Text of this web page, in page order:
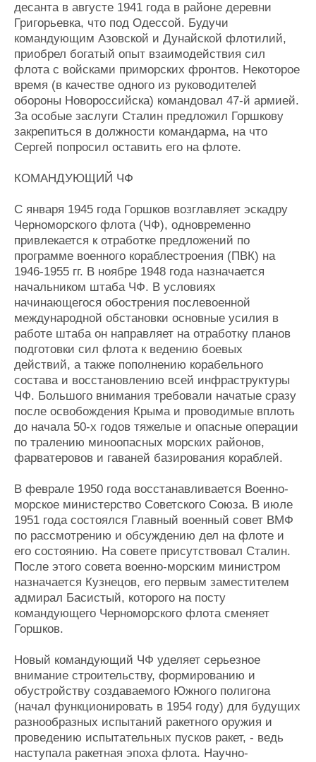
десанта в августе 1941 года в районе деревни
Григорьевка, что под Одессой. Будучи
командующим Азовской и Дунайской флотилий,
приобрел богатый опыт взаимодействия сил
флота с войсками приморских фронтов. Некоторое
время (в качестве одного из руководителей
обороны Новороссийска) командовал 47-й армией.
За особые заслуги Сталин предложил Горшкову
закрепиться в должности командарма, на что
Сергей попросил оставить его на флоте.
КОМАНДУЮЩИЙ ЧФ
С января 1945 года Горшков возглавляет эскадру
Черноморского флота (ЧФ), одновременно
привлекается к отработке предложений по
программе военного кораблестроения (ПВК) на
1946-1955 гг. В ноябре 1948 года назначается
начальником штаба ЧФ. В условиях
начинающегося обострения послевоенной
международной обстановки основные усилия в
работе штаба он направляет на отработку планов
подготовки сил флота к ведению боевых
действий, а также пополнению корабельного
состава и восстановлению всей инфраструктуры
ЧФ. Большого внимания требовали начатые сразу
после освобождения Крыма и проводимые вплоть
до начала 50-х годов тяжелые и опасные операции
по тралению миноопасных морских районов,
фарватеровов и гаваней базирования кораблей.
В феврале 1950 года восстанавливается Военно-
морское министерство Советского Союза. В июле
1951 года состоялся Главный военный совет ВМФ
по рассмотрению и обсуждению дел на флоте и
его состоянию. На совете присутствовал Сталин.
После этого совета военно-морским министром
назначается Кузнецов, его первым заместителем
адмирал Басистый, которого на посту
командующего Черноморского флота сменяет
Горшков.
Новый командующий ЧФ уделяет серьезное
внимание строительству, формированию и
обустройству создаваемого Южного полигона
(начал функционировать в 1954 году) для будущих
разнообразных испытаний ракетного оружия и
проведению испытательных пусков ракет, - ведь
наступала ракетная эпоха флота. Научно-